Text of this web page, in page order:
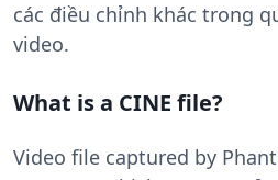
các điều chỉnh khác trong
video.
What is a CINE file?
Video file captured by